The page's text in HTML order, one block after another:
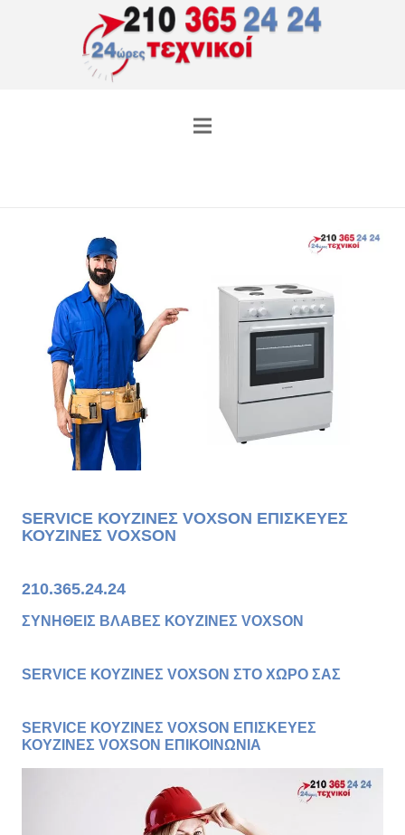
SERVICE ΚΟΥΖΙΝΕΣ VOXSON ΕΠΙΣΚΕΥΕΣ
ΚΟΥΖΙΝΕΣ VOXSON
210.365.24.24
ΣΥΝΗΘΕΙΣ ΒΛΑΒΕΣ ΚΟΥΖΙΝΕΣ VOXSON
SERVICE ΚΟΥΖΙΝΕΣ VOXSON ΣΤΟ ΧΩΡΟ ΣΑΣ
SERVICE ΚΟΥΖΙΝΕΣ VOXSON ΕΠΙΣΚΕΥΕΣ
ΚΟΥΖΙΝΕΣ VOXSON ΕΠΙΚΟΙΝΩΝΙΑ